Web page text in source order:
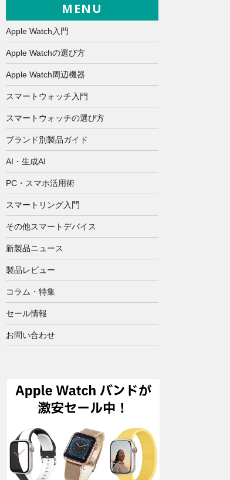
MENU
Apple Watch入門
Apple Watchの選び方
Apple Watch周辺機器
スマートウォッチ入門
スマートウォッチの選び方
ブランド別製品ガイド
AI・生成AI
PC・スマホ活用術
スマートリング入門
その他スマートデバイス
新製品ニュース
製品レビュー
コラム・特集
セール情報
お問い合わせ